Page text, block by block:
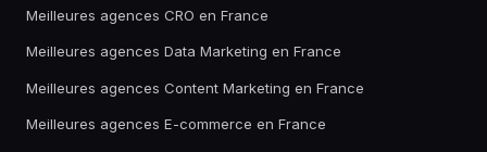
Meilleures agences CRO en France
Meilleures agences Data Marketing en France
Meilleures agences Content Marketing en France
Meilleures agences E-commerce en France